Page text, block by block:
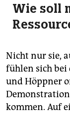
Wie soll
Nicht nur sie,
fühlen sich bei
und Höppner
kommen. Auf